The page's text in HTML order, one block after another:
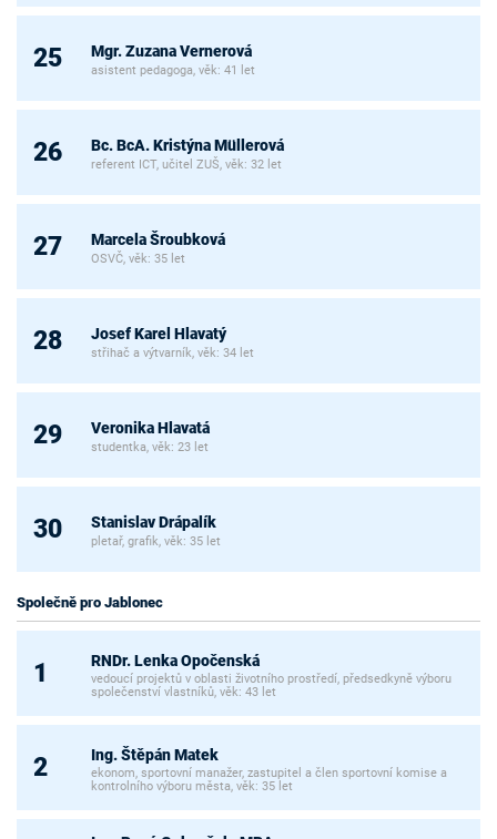
25 Mgr. Zuzana Vernerová
asistent pedagoga, věk: 41 let
26 Bc. BcA. Kristýna Müllerová
referent ICT, učitel ZUŠ, věk: 32 let
27 Marcela Šroubková
OSVČ, věk: 35 let
28 Josef Karel Hlavatý
střihač a výtvarník, věk: 34 let
29 Veronika Hlavatá
studentka, věk: 23 let
30 Stanislav Drápalík
pletař, grafik, věk: 35 let
Společně pro Jablonec
1 RNDr. Lenka Opočenská
vedoucí projektů v oblasti životního prostředí, předsedkyně výboru
společenství vlastníků, věk: 43 let
2 Ing. Štěpán Matek
ekonom, sportovní manažer, zastupitel a člen sportovní komise a
kontrolního výboru města, věk: 35 let